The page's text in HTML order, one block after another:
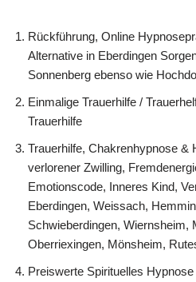
Rückführung, Online
Alternative in Eberdingen
Sonnenberg ebenso wie
Einmalige Trauerhilfe /
Trauerhilfe
Trauerhilfe, Chakrenhypnose &
verlorener Zwilling,
Emotionscode, Inneres Kind,
Eberdingen, Weissach,
Schwieberdingen, Wiernsheim,
Oberriexingen, Mönsheim,
Preiswerte Spirituelles